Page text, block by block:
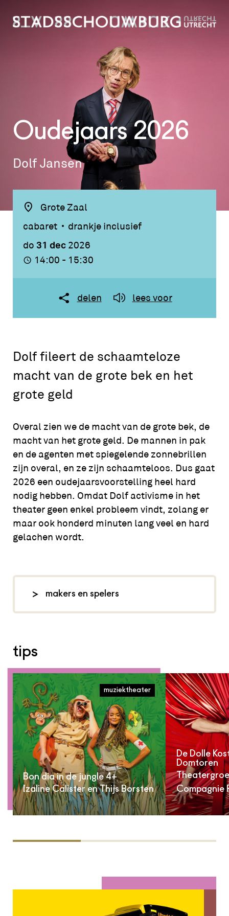
Oudejaars 2026
Dolf Jansen
Grote Zaal
cabaret
drankje inclusief
do31 dec 2026
14:00 - 15:30
delen lees voor
Dolf fileert de schaamteloze
macht van de grote bek en het
grote geld
Overal zien we de macht van de grote bek, de
macht van het grote geld. De mannen in pak
en de agenten met spiegelende zonnebrillen
zijn overal, en ze zijn schaamteloos. Dus gaat
2026 een oudejaarsvoorstelling heel hard
nodig hebben. Omdat Dolf activisme in het
theater geen enkel probleem vindt, zolang er
maar ook honderd minuten lang veel en hard
gelachen wordt.
makers en spelers
tips
Bon dia in de jungle 4+
muziektheater
Izaline Calister en Thijs Borsten
De Dolle
Domtoren
Compagnie